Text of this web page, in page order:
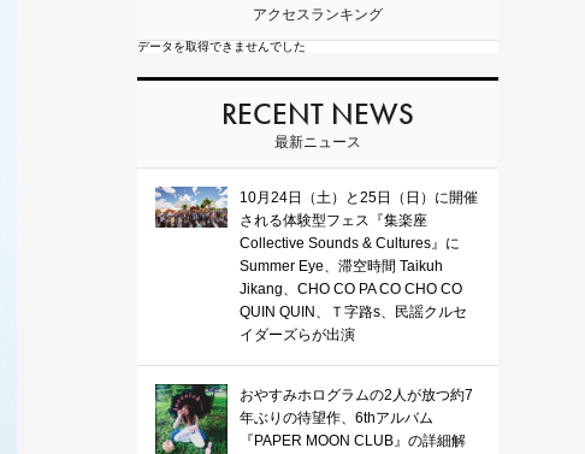
アクセスランキング
データを取得できませんでした
RECENT NEWS
最新ニュース
10月24日（土）と25日（日）に開催
される体験型フェス『集楽座
Collective Sounds & Cultures』に
Summer Eye、滞空時間 Taikuh
Jikang、CHO CO PA CO CHO CO
QUIN QUIN、Ｔ字路s、民謡クルセ
イダーズらが出演
おやすみホログラムの2人が放つ約7
年ぶりの待望作、6thアルバム
『PAPER MOON CLUB』の詳細解